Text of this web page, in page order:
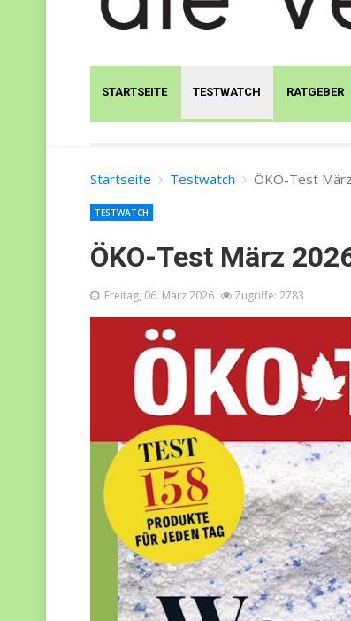
STARTSEITE TESTWATCH RATGEBER
Startseite Testwatch ÖKO-Test
ÖKO-Test März
TESTWATCH
Freitag, 06. März 2026 Zugriffe: 2783